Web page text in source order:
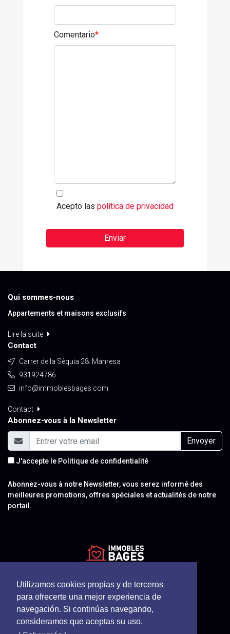
Utilizamos cookies propias y de terceros
para ofrecerte una mejor experiencia de
navegación. Si continúas navegando,
consideramos que aceptas su uso.
Comentario*
Acepto las política de privacidad
Enviar
Qui sommes-nous
Appartements et maisons exclusifs
Lire la suite
Contact
Carrer de la Sèquia 28. Manresa
931924786
info@immoblesbages.com
Contact
Abonnez-vous à la Newsletter
Envoyer
J'accepte le Politique de confidentialité
Abonnez-vous à notre Newsletter, vous serez informé des
meilleures promotions, offres spéciales et actualités de notre
portail.